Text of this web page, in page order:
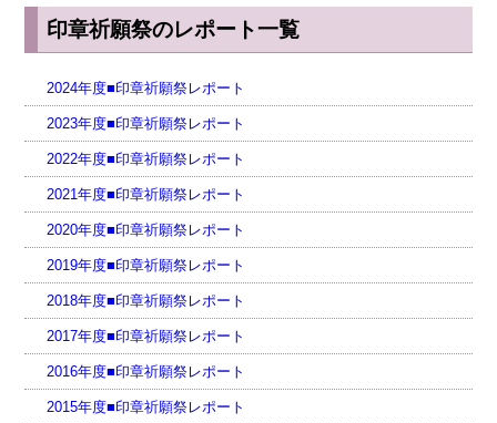
印章祈願祭のレポート一覧
2024年度■印章祈願祭レポート
2023年度■印章祈願祭レポート
2022年度■印章祈願祭レポート
2021年度■印章祈願祭レポート
2020年度■印章祈願祭レポート
2019年度■印章祈願祭レポート
2018年度■印章祈願祭レポート
2017年度■印章祈願祭レポート
2016年度■印章祈願祭レポート
2015年度■印章祈願祭レポート